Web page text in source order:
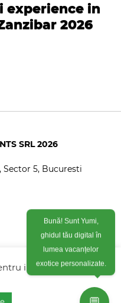
experience in
2026
SRL 2026
Sector 5, Bucuresti
imbunatati
Bună! Sunt Yumi,
ghidul tău digital în
lumea vacanțelor
exotice personalizate.